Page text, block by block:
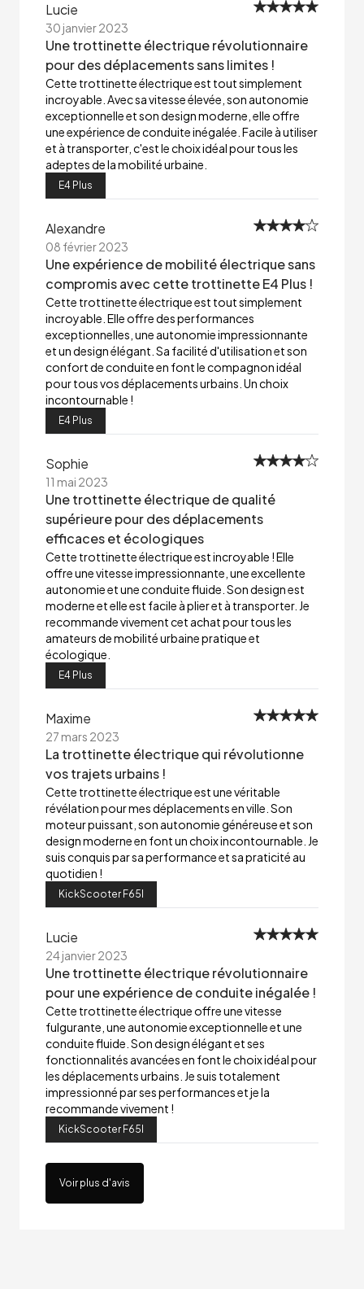
Lucie
30 janvier 2023
Une trottinette électrique révolutionnaire
pour des déplacements sans limites !
Cette trottinette électrique est tout simplement
incroyable. Avec sa vitesse élevée, son autonomie
exceptionnelle et son design moderne, elle offre
une expérience de conduite inégalée. Facile à utiliser
et à transporter, c'est le choix idéal pour tous les
adeptes de la mobilité urbaine.
E4 Plus
Alexandre
08 février 2023
Une expérience de mobilité électrique sans
compromis avec cette trottinette E4 Plus !
Cette trottinette électrique est tout simplement
incroyable. Elle offre des performances
exceptionnelles, une autonomie impressionnante
et un design élégant. Sa facilité d'utilisation et son
confort de conduite en font le compagnon idéal
pour tous vos déplacements urbains. Un choix
incontournable !
E4 Plus
Sophie
11 mai 2023
Une trottinette électrique de qualité
supérieure pour des déplacements
efficaces et écologiques
Cette trottinette électrique est incroyable ! Elle
offre une vitesse impressionnante, une excellente
autonomie et une conduite fluide. Son design est
moderne et elle est facile à plier et à transporter. Je
recommande vivement cet achat pour tous les
amateurs de mobilité urbaine pratique et
écologique.
E4 Plus
Maxime
27 mars 2023
La trottinette électrique qui révolutionne
vos trajets urbains !
Cette trottinette électrique est une véritable
révélation pour mes déplacements en ville. Son
moteur puissant, son autonomie généreuse et son
design moderne en font un choix incontournable. Je
suis conquis par sa performance et sa praticité au
quotidien !
KickScooter F65I
Lucie
24 janvier 2023
Une trottinette électrique révolutionnaire
pour une expérience de conduite inégalée !
Cette trottinette électrique offre une vitesse
fulgurante, une autonomie exceptionnelle et une
conduite fluide. Son design élégant et ses
fonctionnalités avancées en font le choix idéal pour
les déplacements urbains. Je suis totalement
impressionné par ses performances et je la
recommande vivement !
KickScooter F65I
Voir plus d'avis